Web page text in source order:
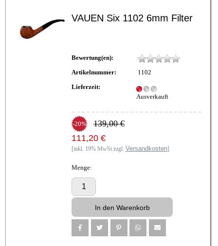
VAUEN Six 1102 6mm Filter
Bewertung(en):
Artikelnummer:
1102
Lieferzeit:
Ausverkauft
139,00 €
-20%
111,20 €
[inkl. 19% MwSt zzgl. Versandkosten]
Menge: